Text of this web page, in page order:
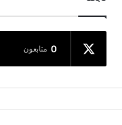
0 متابعون